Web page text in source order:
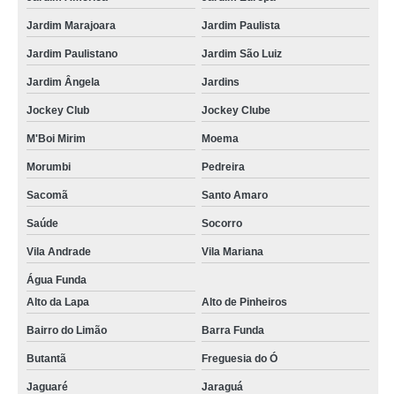
Jardim Marajoara Jardim Paulista
Jardim Paulistano Jardim São Luiz
Jardim Ângela Jardins
Jockey Club Jockey Clube
M'Boi Mirim Moema
Morumbi Pedreira
Sacomã Santo Amaro
Saúde Socorro
Vila Andrade Vila Mariana
Água Funda
Alto da Lapa
Alto de Pinheiros
Bairro do Limão Barra Funda
Butantã Freguesia do Ó
Jaguaré Jaraguá